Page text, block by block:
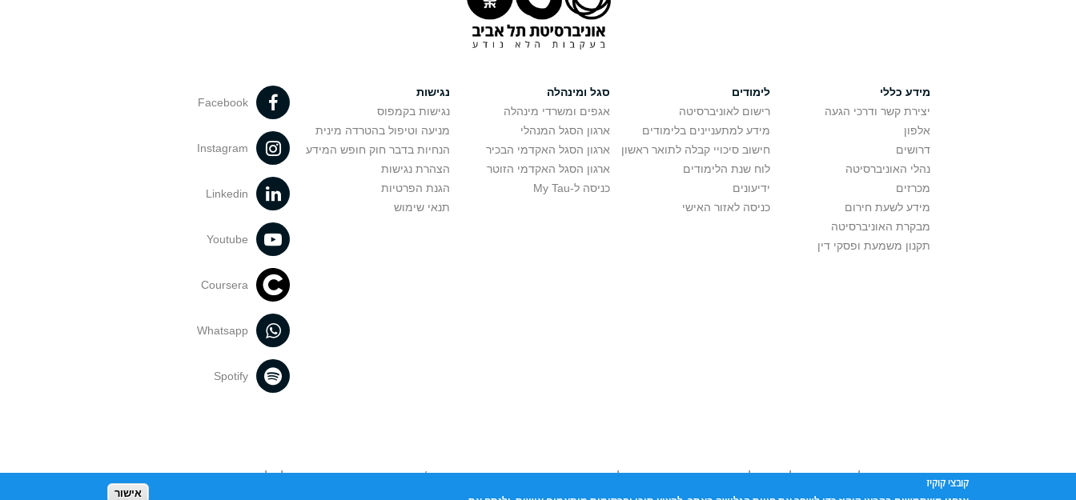
מידע כללי
יצירת קשר ודרכי הגעה
אלפון
דרושים
נהלי האוניברסיטה
מכרזים
מידע לשעת חירום
מבקרת האוניברסיטה
תקנון משמעת ופסקי דין
לימודים
רישום לאוניברסיטה
מידע למתעניינים בלימודים
חישוב סיכויי קבלה לתואר ראשון
לוח שנת הלימודים
ידיעונים
כניסה לאזור האישי
סגל ומינהלה
אגפים ומשרדי מינהלה
ארגון הסגל המנהלי
ארגון הסגל האקדמי הבכיר
ארגון הסגל האקדמי הזוטר
כניסה ל-My Tau
נגישות
נגישות בקמפוס
מניעה וטיפול בהטרדה מינית
הנחיות בדבר חוק חופש המידע
הצהרת נגישות
הגנת הפרטיות
תנאי שימוש
Facebook
Instagram
Linkedin
Youtube
Coursera
Whatsapp
Spotify
אוניברסיטת תל אביב עושה כל מאמץ לכבד זכויות יוצרים. אם בבעלותך זכויות יוצרים בתכנים שנמצאים פה ו/או השימוש שנעשה בתכנים אלה לדעתך מפר זכויות
שנעשה בתכנים אלה לדעתך מפר זכויותקובצי קוקיז
אישור